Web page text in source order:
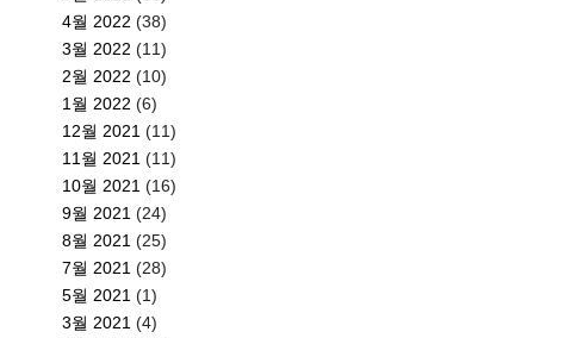
4월 2022 (38)
3월 2022 (11)
2월 2022 (10)
1월 2022 (6)
12월 2021 (11)
11월 2021 (11)
10월 2021 (16)
9월 2021 (24)
8월 2021 (25)
7월 2021 (28)
5월 2021 (1)
3월 2021 (4)